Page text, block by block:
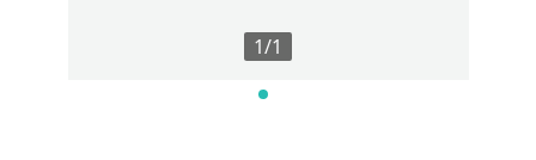
1/1